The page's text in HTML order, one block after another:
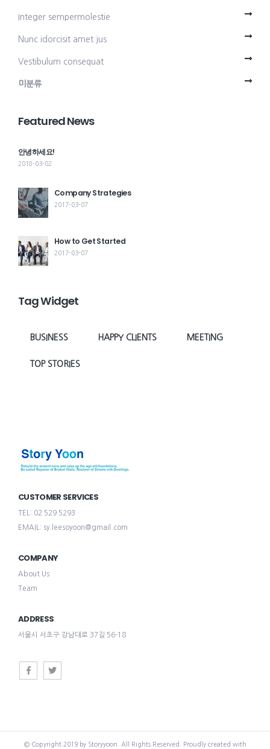
Integer sempermolestie
Nunc idorcisit amet jus
Vestibulum consequat
미분류
Featured News
안녕하세요!
2018-03-02
Company Strategies
2017-03-07
How to Get Started
2017-03-07
Tag Widget
BUSINESS HAPPY CLIENTS MEETING
TOP STORIES
CUSTOMER SERVICES
TEL: 02 529 5293
EMAIL: sy.leesoyoon@gmail.com
COMPANY
About Us
Team
ADDRESS
서울시 서초구 강남대로 37길 56-18
© Copyright 2019 by Storyyoon. All Rights Reserved. Proudly created with